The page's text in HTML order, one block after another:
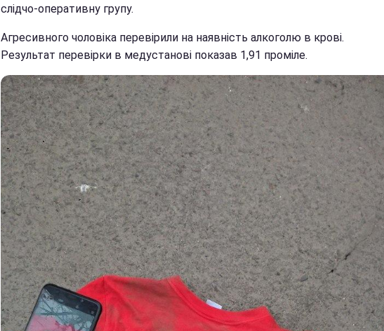
слідчо-оперативну групу.
Агресивного чоловіка перевірили на наявність алкоголю в крові.
Результат перевірки в медустанові показав 1,91 проміле.